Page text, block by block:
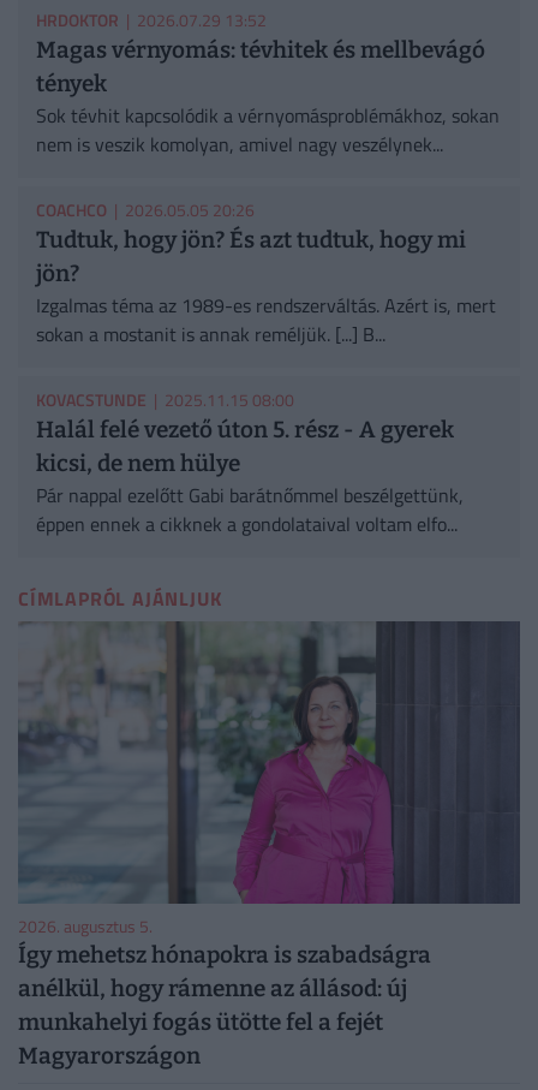
HRDOKTOR | 2026.07.29 13:52
Magas vérnyomás: tévhitek és mellbevágó
tények
Sok tévhit kapcsolódik a vérnyomásproblémákhoz, sokan
nem is veszik komolyan, amivel nagy veszélynek...
COACHCO | 2026.05.05 20:26
Tudtuk, hogy jön? És azt tudtuk, hogy mi
jön?
Izgalmas téma az 1989-es rendszerváltás. Azért is, mert
sokan a mostanit is annak reméljük. [...] B...
KOVACSTUNDE | 2025.11.15 08:00
Halál felé vezető úton 5. rész - A gyerek
kicsi, de nem hülye
Pár nappal ezelőtt Gabi barátnőmmel beszélgettünk,
éppen ennek a cikknek a gondolataival voltam elfo...
CÍMLAPRÓL AJÁNLJUK
2026. augusztus 5.
Így mehetsz hónapokra is szabadságra
anélkül, hogy rámenne az állásod: új
munkahelyi fogás ütötte fel a fejét
Magyarországon